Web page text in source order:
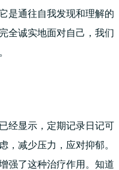
是通往自我发现和理解的
全诚实地面对自己，我们
经显示，定期记录日记可
，减少压力，应对抑郁。
强了这种治疗作用。知道